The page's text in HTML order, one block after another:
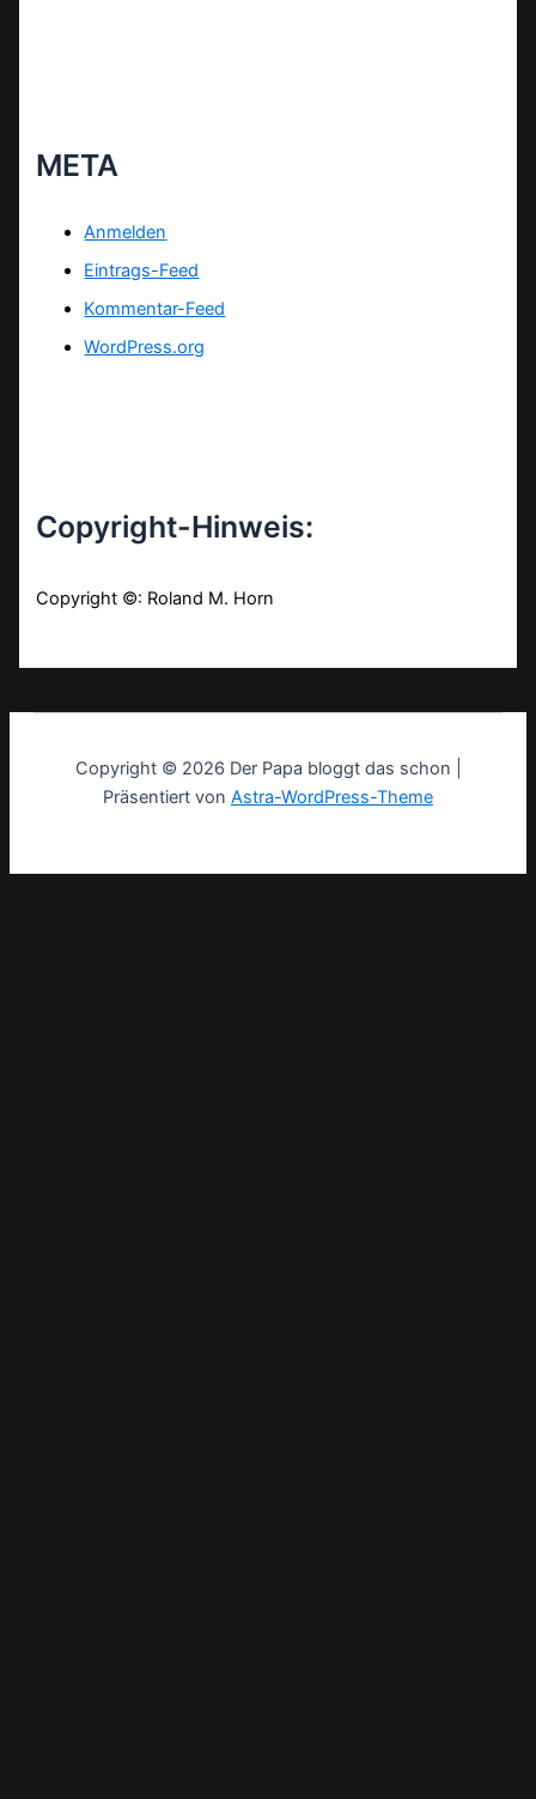
META
Anmelden
Eintrags-Feed
Kommentar-Feed
WordPress.org
Copyright-Hinweis:
Copyright ©: Roland M. Horn
Copyright © 2026 Der Papa bloggt das schon |
Präsentiert von Astra-WordPress-Theme